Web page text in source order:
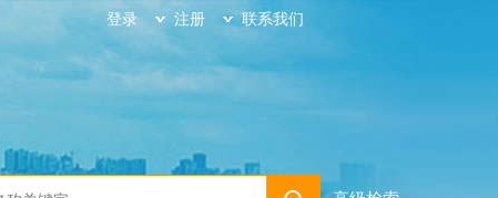
登录 注册 联系我们